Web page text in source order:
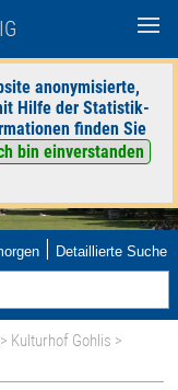
anonymisierte,
Hilfe der Statistik-
finden Sie
bin einverstanden
| Detaillierte Suche
> Kulturhof Gohlis >